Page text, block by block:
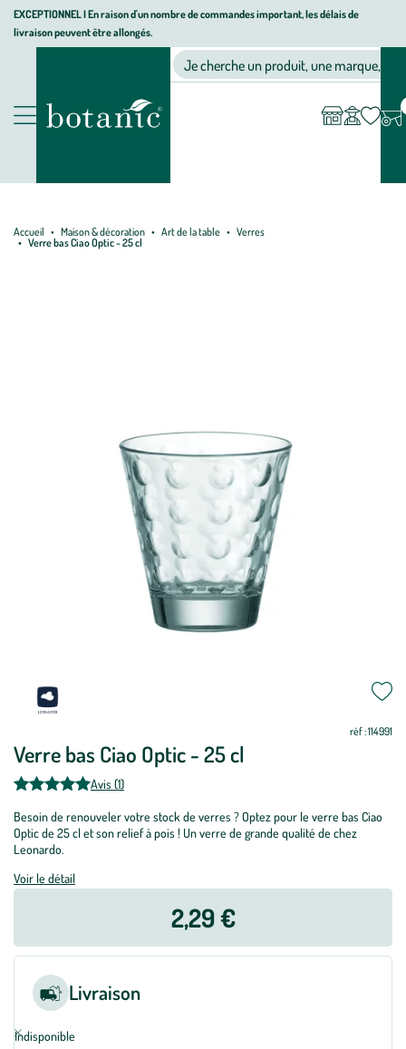
Aller
Aller
au
Aller
au
page
EXCEPTIONNEL I En raison d'un nombre de commandes important, les délais de
livraison peuvent être allongés.
Nos produits
Jardinerie écologique, animalerie, décoration, alimentation bio
Je cherche un produit, une marque, un
compte
Accueil Maison & décoration Art de la table
Verres
Verre bas Ciao Optic - 25 cl
Verre bas Ciao Optic - 25 cl
réf : 114991
Avis (1)
Besoin de renouveler votre stock de verres ? Optez pour le verre bas Ciao
Optic de 25 cl et son relief à pois ! Un verre de grande qualité de chez
Leonardo.
Voir le détail
2,29 €
Livraison
Indisponible